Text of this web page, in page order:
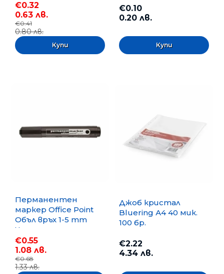
€0.32
0.63 лв.
€0.41
0.80 лв.
€0.10
0.20 лв.
Перманентен
маркер Office Point
Объл връх 1-5 mm
Черен
€0.55
1.08 лв.
€0.68
1.33 лв.
Джоб кристал
Bluering А4 40 мик.
100 бр.
€2.22
4.34 лв.